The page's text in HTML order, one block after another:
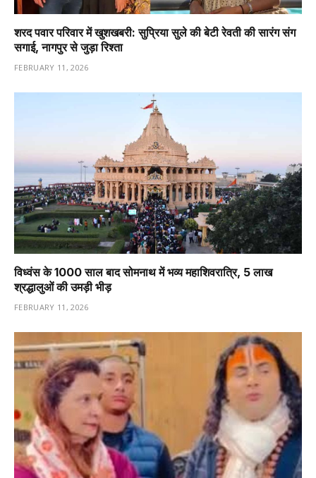
शरद पवार परिवार में खुशखबरी: सुप्रिया सुले की बेटी रेवती की सारंग संग
सगाई, नागपुर से जुड़ा रिश्ता
FEBRUARY 11, 2026
विध्वंस के 1000 साल बाद सोमनाथ में भव्य महाशिवरात्रि, 5 लाख
श्रद्धालुओं की उमड़ी भीड़
FEBRUARY 11, 2026